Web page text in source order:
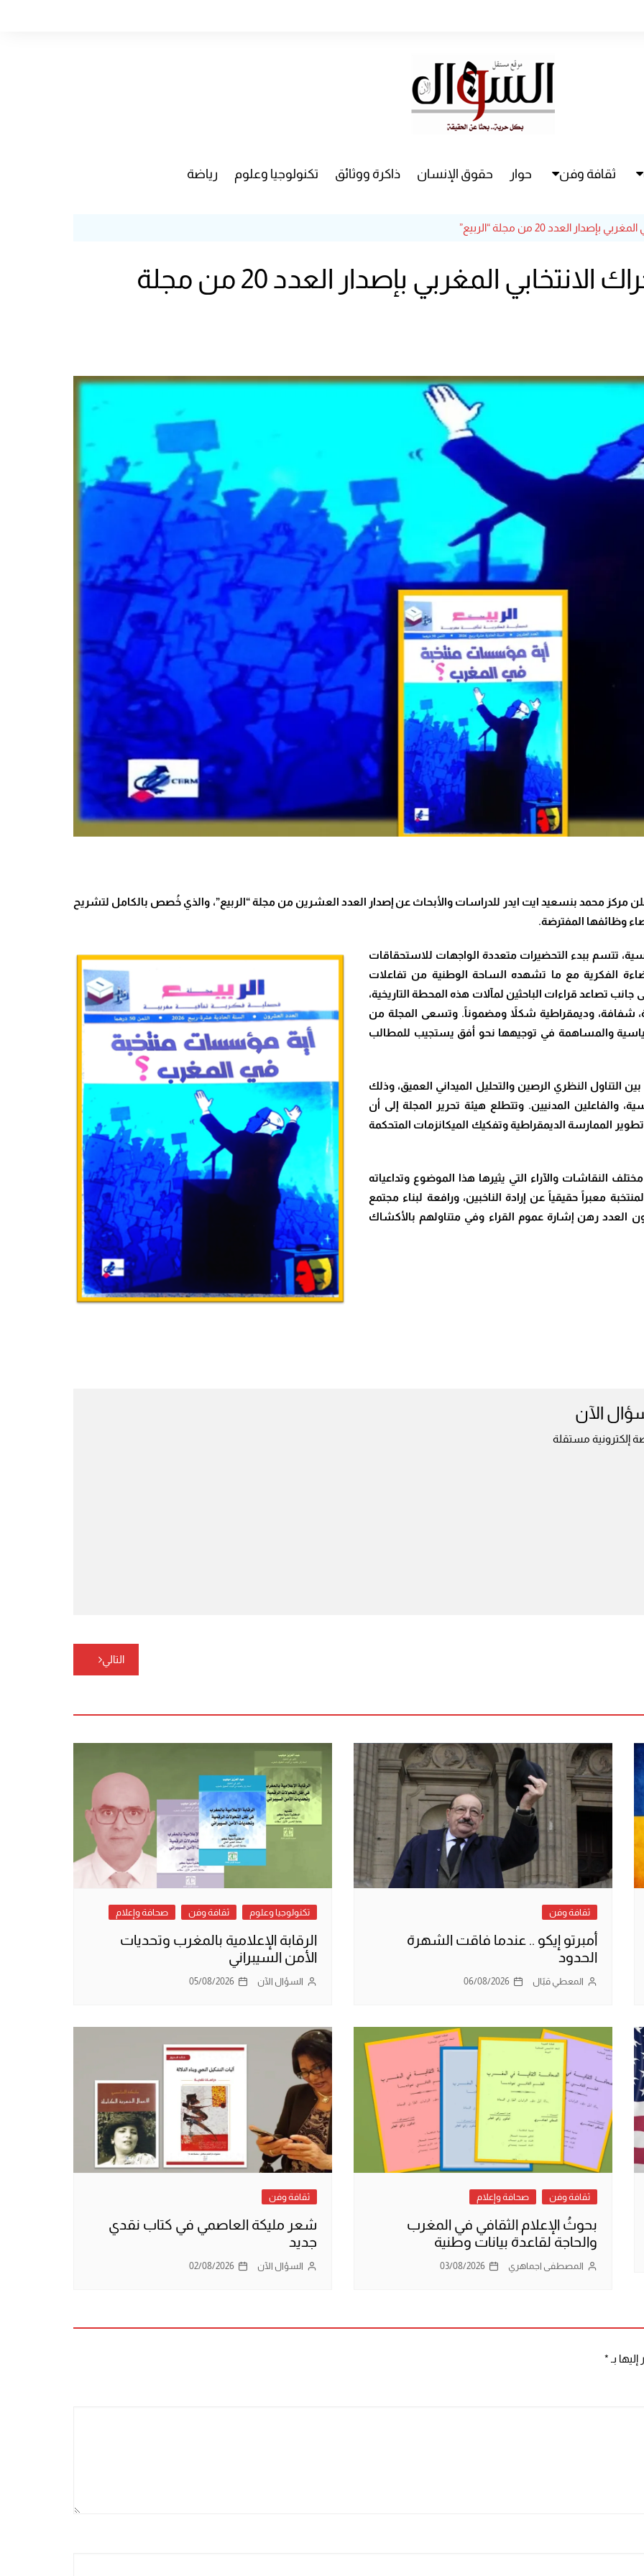
ثقافة وفن
مسرح
حوار حقوق الإنسان ذاكرة ووثائق تكنولوجيا وعلوم رياضة
العدد 20 من مجلة “الربيع”
مركز بنسعيد يواكب الحراك الانتخابي المغربي بإصدار العدد 20 من مجلة
مركز محمد بنسعيد ايت ايدر للدراسات والأبحاث عن إصدار العدد العشرين من مجلة “الربيع”، والذي خُصص بالكامل لتشريح
وظائفها المفترضة.
تتسم ببدء التحضيرات متعددة الواجهات للاستحقاقات
2026. وتتزامن هذه الإضاءة الفكرية مع ما تشهده الساحة الوطنية من تفاعلات
تصاعد قراءات الباحثين لمآلات هذه المحطة التاريخية،
وديمقراطية شكلاً ومضموناً. وتسعى المجلة من
والمساهمة في توجيهها نحو أفق يستجيب للمطالب
التناول النظري الرصين والتحليل الميداني العميق، وذلك
والفاعلين المدنيين. وتتطلع هيئة تحرير المجلة إلى أن
الممارسة الديمقراطية وتفكيك الميكانزمات المتحكمة
النقاشات والآراء التي يثيرها هذا الموضوع وتداعياته
معبراً حقيقياً عن إرادة الناخبين، ورافعة لبناء مجتمع
العدد رهن إشارة عموم القراء وفي متناولهم بالأكشاك
الآن
إلكترونية مستقلة
التالي
ثقافة وفن
أمبرتو إيكو .. عندما فاقت الشهرة
الحدود
المعطي قبّال 06/08/2026
تكنولوجيا وعلوم ثقافة وفن صحافة وإعلام
الرقابة الإعلامية بالمغرب وتحديات
الأمن السيبراني
السؤال الآن 05/08/2026
ثقافة وفن صحافة وإعلام
بحوثُ الإعلام الثقافي في المغرب
والحاجة لقاعدة بيانات وطنية
المصطفى اجماهري 03/08/2026
ثقافة وفن
شعر مليكة العاصمي في كتاب نقدي
جديد
السؤال الآن 02/08/2026
بـ *